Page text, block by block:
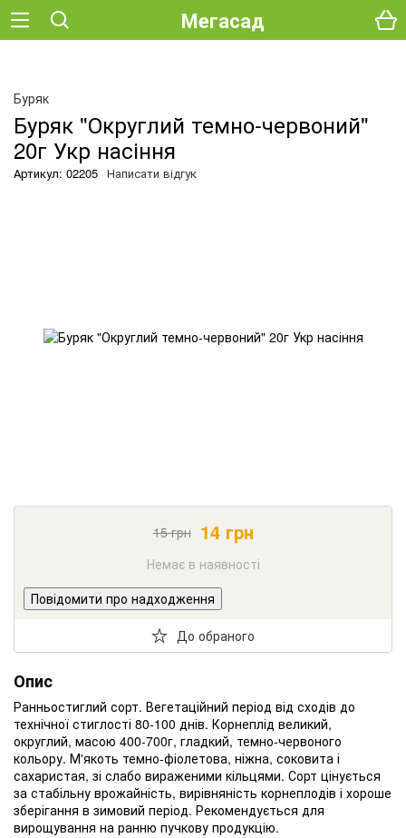
Мегасад
Буряк
Буряк "Округлий темно-червоний"
20г Укр насіння
Артикул: 02205 Написати відгук
15грн 14грн
Немає в наявності
Повідомити про надходження
До обраного
Опис
Ранньостиглий сорт. Вегетаційний період від сходів до
технічної стиглості 80-100 днів. Корнеплід великий,
округлий, масою 400-700г, гладкий, темно-червоного
кольору. М'якоть темно-фіолетова, ніжна, соковита і
сахаристая, зі слабо вираженими кільцями. Сорт цінується
за стабільну врожайність, вирівняність корнеплодів і хороше
зберігання в зимовий період. Рекомендується для
вирощування на ранню пучкову продукцію.